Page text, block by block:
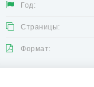
Год:
Страницы:
Формат: